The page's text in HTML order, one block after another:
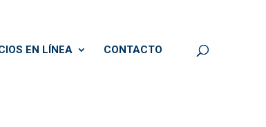
EN LÍNEA CONTACTO